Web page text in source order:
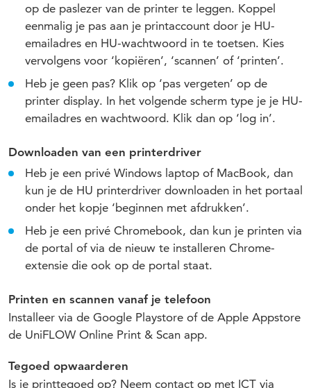
op de paslezer van de printer te leggen. Koppel
eenmalig je pas aan je printaccount door je HU-
emailadres en HU-wachtwoord in te toetsen. Kies
vervolgens voor ‘kopiëren’, ‘scannen’ of ‘printen’.
Heb je geen pas? Klik op ‘pas vergeten’ op de
printer display. In het volgende scherm type je je HU-
emailadres en wachtwoord. Klik dan op ‘log in’.
Downloaden van een printerdriver
Heb je een privé Windows laptop of MacBook, dan
kun je de HU printerdriver downloaden in het portaal
onder het kopje ‘beginnen met afdrukken’.
Heb je een privé Chromebook, dan kun je printen via
de portal of via de nieuw te installeren Chrome-
extensie die ook op de portal staat.
Printen en scannen vanaf je telefoon
Installeer via de Google Playstore of de Apple Appstore
de UniFLOW Online Print & Scan app.
Tegoed opwaarderen
Is je printtegoed op? Neem contact op met ICT via